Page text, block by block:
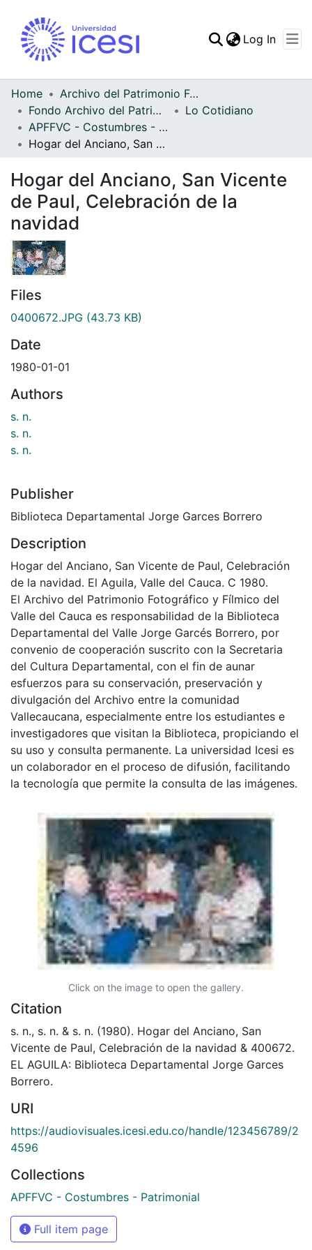
Statistics
Log In
Home
Archivo del Patrimonio Fotográfico y Fílmico del Valle del Cauca
Fondo Archivo del Patrimonio Fotográfico y Fílmico del Valle del Cauca
Lo Cotidiano
APFFVC - Costumbres - Patrimonial
Hogar del Anciano, San Vicente de Paul, Celebración de la navidad
Hogar del Anciano, San Vicente
de Paul, Celebración de la
navidad
Files
0400672.JPG (43.73 KB)
Date
1980-01-01
Authors
s. n.
s. n.
s. n.
Publisher
Biblioteca Departamental Jorge Garces Borrero
Description
Hogar del Anciano, San Vicente de Paul, Celebración
de la navidad. El Aguila, Valle del Cauca. C 1980.
El Archivo del Patrimonio Fotográfico y Fílmico del
Valle del Cauca es responsabilidad de la Biblioteca
Departamental del Valle Jorge Garcés Borrero, por
convenio de cooperación suscrito con la Secretaria
del Cultura Departamental, con el fin de aunar
esfuerzos para su conservación, preservación y
divulgación del Archivo entre la comunidad
Vallecaucana, especialmente entre los estudiantes e
investigadores que visitan la Biblioteca, propiciando el
su uso y consulta permanente. La universidad Icesi es
un colaborador en el proceso de difusión, facilitando
la tecnología que permite la consulta de las imágenes.
Click on the image to open the gallery.
Citation
s. n., s. n. & s. n. (1980). Hogar del Anciano, San
Vicente de Paul, Celebración de la navidad & 400672.
EL AGUILA: Biblioteca Departamental Jorge Garces
Borrero.
URI
https://audiovisuales.icesi.edu.co/handle/123456789/2
4596
Collections
APFFVC - Costumbres - Patrimonial
Full item page